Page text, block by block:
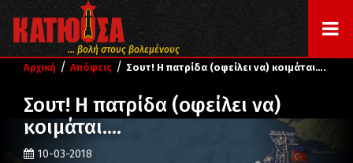
... βολή στους βολεμένους
Αρχική / Απόψεις / Σουτ! Η πατρίδα (οφείλει να) κοιμάται….
Σουτ! Η πατρίδα (οφείλει να)
κοιμάται….
10-03-2018